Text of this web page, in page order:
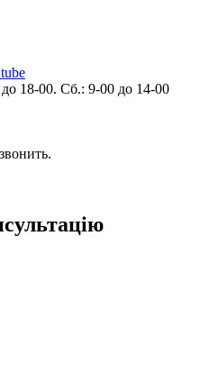
18-00. Сб.: 9-00 до 14-00